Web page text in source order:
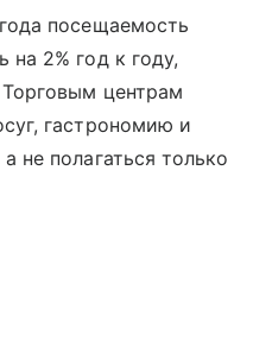
посещаемость
на 2% год к году,
центрам
гастрономию и
не полагаться только